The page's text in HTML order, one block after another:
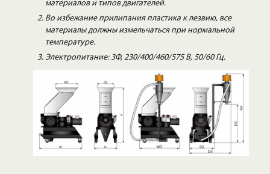
материалов и типов двигателей.
Во избежание прилипания пластика к лезвию, все
материалы должны измельчаться при нормальной
температуре.
Электропитание: 3Φ, 230/400/460/575 В, 50/60 Гц.